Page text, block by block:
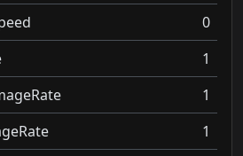
0
1
1
1